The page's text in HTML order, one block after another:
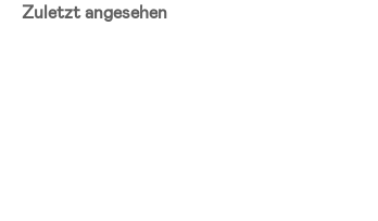
Zuletzt angesehen